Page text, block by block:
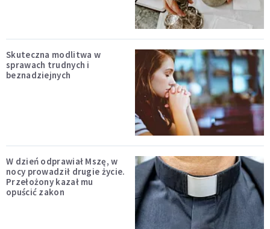
Skuteczna modlitwa w
sprawach trudnych i
beznadziejnych
W dzień odprawiał Mszę, w
nocy prowadził drugie życie.
Przełożony kazał mu
opuścić zakon